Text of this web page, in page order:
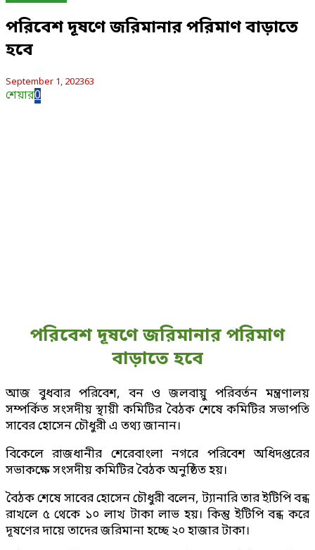
পরিবেশ দূষণে জরিমানার পরিমাণ বাড়াতে
হবে
September 1, 202363
শেয়ার0
পরিবেশ দূষণে জরিমানার পরিমাণ
বাড়াতে হবে
আজ বুধবার পরিবেশ, বন ও জলবায়ু পরিবর্তন মন্ত্রণালয়
সম্পর্কিত সংসদীয় স্থায়ী কমিটির বৈঠক শেষে কমিটির সভাপতি
সাবের হোসেন চৌধুরী এ তথ্য জানান।
বিকেলে রাজধানীর শেরেবাংলা নগরে পরিবেশ অধিদপ্তরের
সভাকক্ষে সংসদীয় কমিটির বৈঠক অনুষ্ঠিত হয়।
বৈঠক শেষে সাবের হোসেন চৌধুরী বলেন, ট্যানারি তার ইটিপি বন্ধ
রাখলে ৫ থেকে ১০ লাখ টাকা লাভ হয়। কিন্তু ইটিপি বন্ধ করে
দূষণের দায়ে তাদের জরিমানা হচ্ছে ২০ হাজার টাকা।